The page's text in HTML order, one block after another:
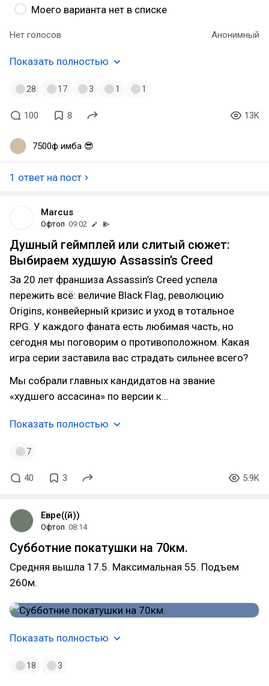
Моего варианта нет в списке
Нет голосов Анонимный
Показать полностью
28 17 3 1 1
100 8 13K
7500ф имба 😎
1 ответ на пост
Marcus
Офтоп 09:02
Душный геймплей или слитый сюжет:
Выбираем худшую Assassin’s Creed
За 20 лет франшиза Assassin’s Creed успела
пережить всё: величие Black Flag, революцию
Origins, конвейерный кризис и уход в тотальное
RPG. У каждого фаната есть любимая часть, но
сегодня мы поговорим о противоположном. Какая
игра серии заставила вас страдать сильнее всего?
Мы собрали главных кандидатов на звание
«худшего ассасина» по версии к…
Показать полностью
7
40 3 5.9K
Евре((й))
Офтоп 08:14
Субботние покатушки на 70км.
Средняя вышла 17.5. Максимальная 55. Подъем
260м.
Показать полностью
18 3